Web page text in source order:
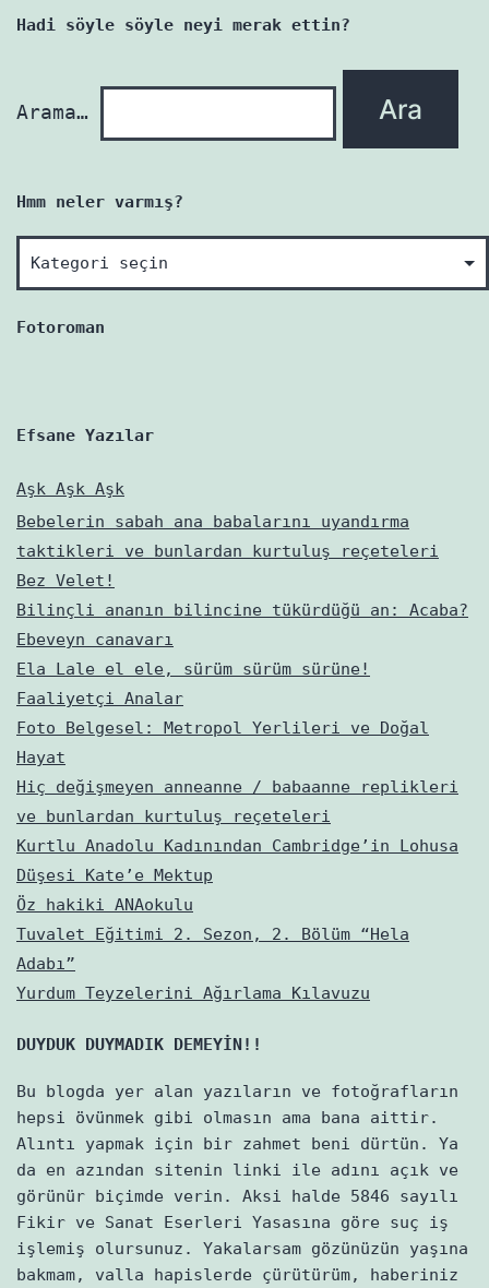
yazı
Hadi söyle söyle neyi merak ettin?
Arama…
Hmm neler varmış?
neler
varmış?
Fotoroman
Efsane Yazılar
Aşk Aşk Aşk
Bebelerin sabah ana babalarını uyandırma
taktikleri ve bunlardan kurtuluş reçeteleri
Bez Velet!
Bilinçli ananın bilincine tükürdüğü an: Acaba?
Ebeveyn canavarı
Ela Lale el ele, sürüm sürüm sürüne!
Faaliyetçi Analar
Foto Belgesel: Metropol Yerlileri ve Doğal
Hayat
Hiç değişmeyen anneanne / babaanne replikleri
ve bunlardan kurtuluş reçeteleri
Kurtlu Anadolu Kadınından Cambridge’in Lohusa
Düşesi Kate’e Mektup
Öz hakiki ANAokulu
Tuvalet Eğitimi 2. Sezon, 2. Bölüm “Hela
Adabı”
Yurdum Teyzelerini Ağırlama Kılavuzu
DUYDUK DUYMADIK DEMEYİN!!
Bu blogda yer alan yazıların ve fotoğrafların
hepsi övünmek gibi olmasın ama bana aittir.
Alıntı yapmak için bir zahmet beni dürtün. Ya
da en azından sitenin linki ile adını açık ve
görünür biçimde verin. Aksi halde 5846 sayılı
Fikir ve Sanat Eserleri Yasasına göre suç iş
işlemiş olursunuz. Yakalarsam gözünüzün yaşına
bakmam, valla hapislerde çürütürüm, haberiniz